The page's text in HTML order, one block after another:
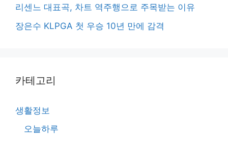
리센느 대표곡, 차트 역주행으로 주목받는 이유
장은수 KLPGA 첫 우승 10년 만에 감격
카테고리
생활정보
오늘하루